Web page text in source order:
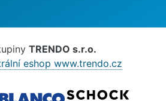
TRENDO s.r.o.
eshop www.trendo.cz